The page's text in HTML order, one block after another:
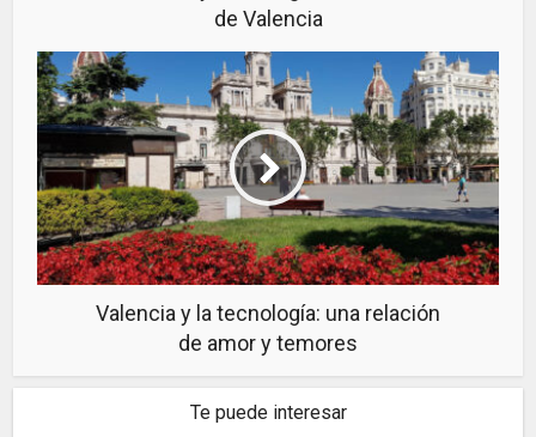
de Valencia
Valencia y la tecnología: una relación
de amor y temores
Te puede interesar